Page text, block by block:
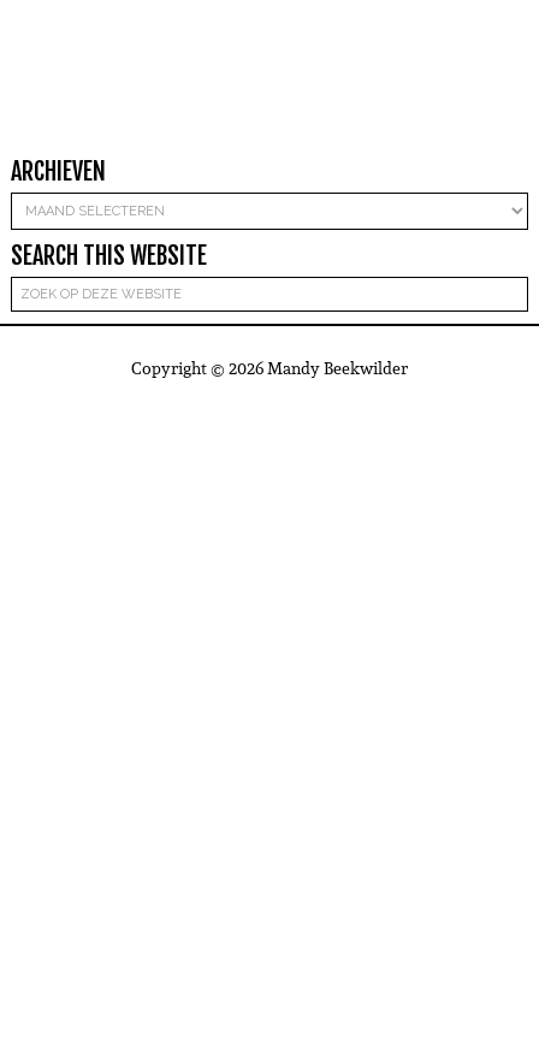
ARCHIEVEN
Archieven
SEARCH THIS WEBSITE
Copyright © 2026 Mandy Beekwilder